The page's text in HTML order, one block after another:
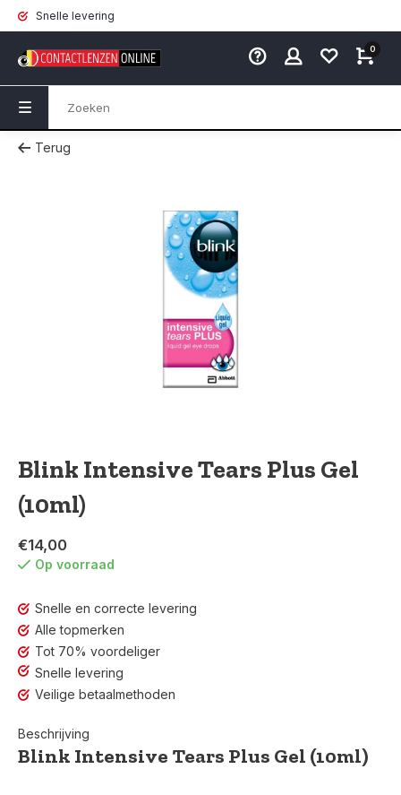
Snelle levering
0
Terug
Blink Intensive Tears Plus Gel
(10ml)
€14,00
Op voorraad
Snelle en correcte levering
Alle topmerken
Tot 70% voordeliger
Snelle levering
Veilige betaalmethoden
Beschrijving
Blink Intensive Tears Plus Gel (10ml)